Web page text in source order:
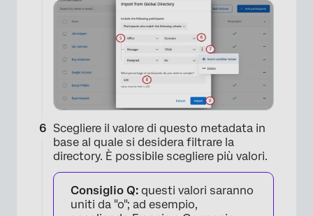
×
Scegliere il valore di questo metadata in
base al quale si desidera filtrare la
directory. È possibile scegliere più valori.
Consiglio Q: questi valori saranno
uniti da "o"; ad esempio,